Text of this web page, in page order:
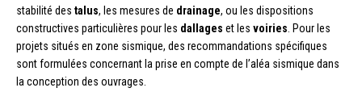
stabilité des talus, les mesures de drainage, ou les dispositions
constructives particulières pour les dallages et les voiries . Pour les
projets situés en zone sismique, des recommandations spécifiques
sont formulées concernant la prise en compte de l’aléa sismique dans
la conception des ouvrages.